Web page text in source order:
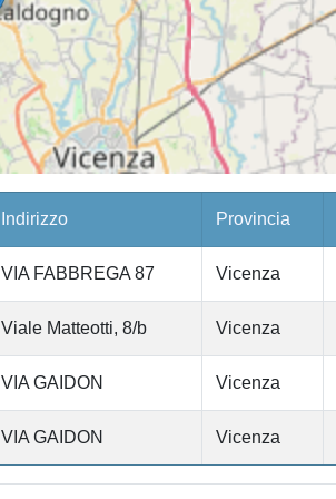
Indirizzo Provincia
VIA FABBREGA 87 Vicenza
Viale Matteotti, 8/b Vicenza
VIA GAIDON Vicenza
VIA GAIDON Vicenza